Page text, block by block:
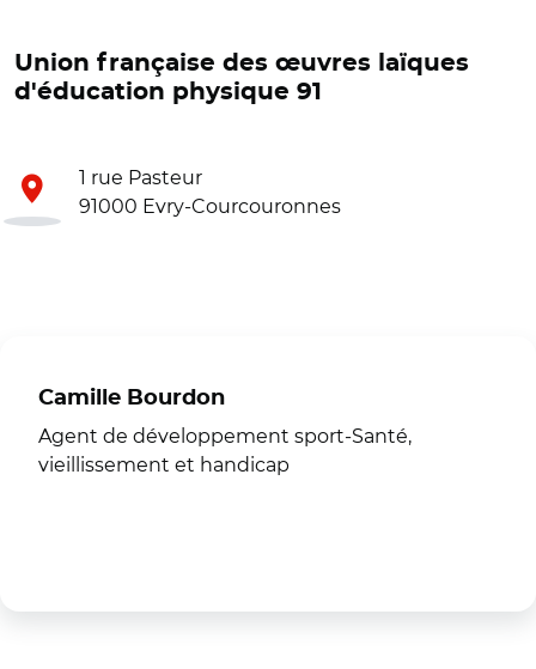
Union française des œuvres laïques
d'éducation physique 91
1 rue Pasteur
91000 Evry-Courcouronnes
Camille Bourdon
Agent de développement sport-Santé,
vieillissement et handicap